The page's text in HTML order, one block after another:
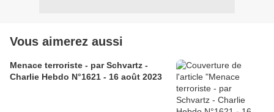
Vous aimerez aussi
Menace terroriste - par Schvartz -
Charlie Hebdo N°1621 - 16 août 2023